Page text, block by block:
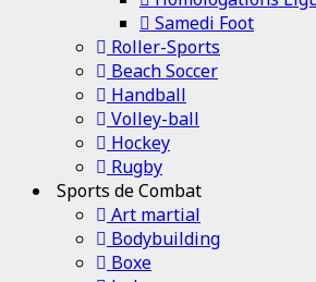
Samedi Foot
Roller-Sports
Beach Soccer
Handball
Volley-ball
Hockey
Rugby
Sports de Combat
Art martial
Bodybuilding
Boxe